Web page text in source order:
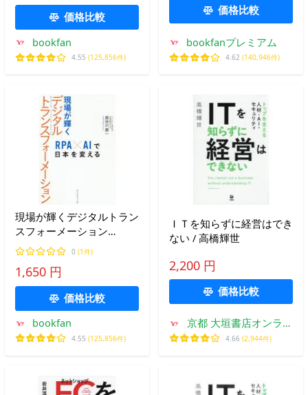
価格比較
bookfan
4.55 (125,856件)
価格比較
bookfanプレミアム
4.62 (140,946件)
現場が輝くデジタルトラン
スフォーメーション
RPA×AIで日本を変える/長
谷川康一
0 (1件)
1,650 円
価格比較
bookfan
4.55 (125,856件)
ＩＴを知らずに経営はでき
ない / 高橋輝世
2,200 円
価格比較
京都 大垣書店オンライ
ン
4.66 (2,944件)